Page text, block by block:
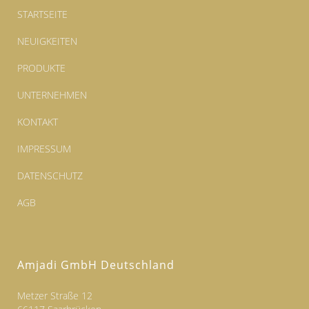
STARTSEITE
NEUIGKEITEN
PRODUKTE
UNTERNEHMEN
KONTAKT
IMPRESSUM
DATENSCHUTZ
AGB
Amjadi GmbH Deutschland
Metzer Straße 12